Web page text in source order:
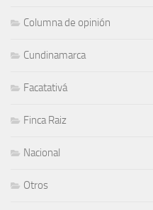
Columna de opinión
Cundinamarca
Facatativá
Finca Raiz
Nacional
Otros